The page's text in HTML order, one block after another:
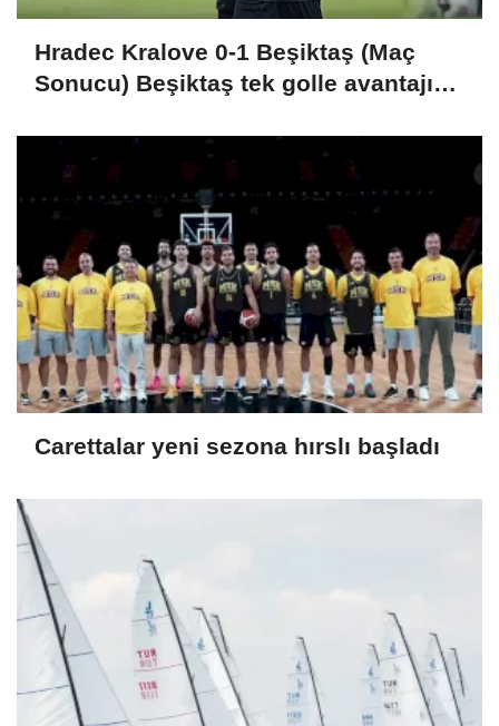
Hradec Kralove 0-1 Beşiktaş (Maç
Sonucu) Beşiktaş tek golle avantajı
Carettalar yeni sezona hırslı başladı